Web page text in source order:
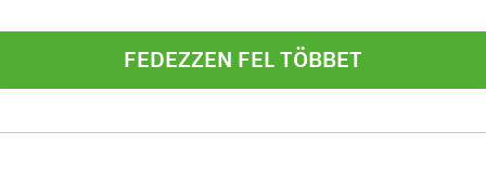
FEDEZZEN FEL TÖBBET